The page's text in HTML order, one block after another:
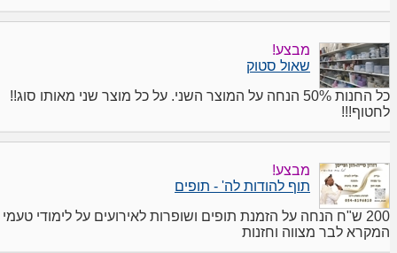
מבצע!
שאול סטוק
כל החנות 50% הנחה על המוצר השני. על כל מוצר שני מאותו סוג!!
לחטוף!!!
מבצע!
תוף להודות לה' - תופים
200 ש"ח הנחה על הזמנת תופים ושופרות לאירועים על לימודי טעמי
המקרא לבר מצווה וחזנות